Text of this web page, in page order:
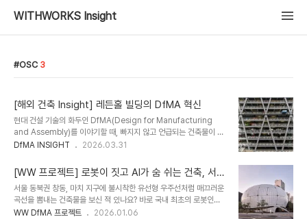
WITHWORKS Insight
OSC 3
[해외 건축 Insight] 레든홀 빌딩의 DfMA 혁신
현대 건설 기술의 화두인 DfMA(Design for Manufacturing
and Assembly)를 이야기할 때, 빠지지 않고 언급되는 건축물이 있
습니다. 바로 런던의 스카이라인을 바꾼 레든홀 빌딩입니다. 단순히 독
점'으로 추앙받는지, 그 시공 과정에서 보여준 정교한 공학적 해답과
우리가 얻어야 할 핵심 인사이트를 깊이 있게 분석해 보고자 합니다 레
든홀 빌딩이 들어서기 전, 이 부지(122 Leadenhall Street)에는
1969년에 완공된 14층 높이의 'P&O Building'이 자리 잡고 있었
습니다. 당시 세계적인 해운 회사인 P&O 사의 본사
DfMA INSIGHT 2026.03.31
[WW 프로젝트] 로봇이 짓고 AI가 숨 쉬는 건축, 서울
로봇인공지능과학관(RAIM) 비하인드
서울 동북권 창동, 마치 지구에 불시착한 유선형 우주선처럼 매끄러운
곡선을 뽐내는 건축물을 보신 적 있나요? 바로 국내 최초의 로봇인공
지능과학관, 'RAIM(Seoul Robot & AI Museum)'입니다. 오늘은
WW DfMA 프로젝트 2026.01.06